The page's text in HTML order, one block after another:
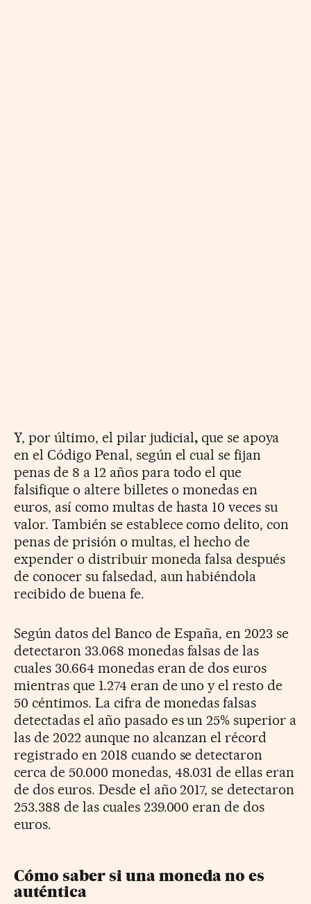
Y, por último, el pilar judicial,que se apoya
en el Código Penal, según el cual se fijan
penas de 8 a 12 años para todo el que
falsifique o altere billetes o monedas en
euros, así como multas de hasta 10 veces su
valor. También se establece como delito, con
penas de prisión o multas, el hecho de
expender o distribuir moneda falsa después
de conocer su falsedad, aun habiéndola
recibido de buena fe.
Según datos del Banco de España, en 2023 se
detectaron 33.068 monedas falsas de las
cuales 30.664 monedas eran de dos euros
mientras que 1.274 eran de uno y el resto de
50 céntimos. La cifra de monedas falsas
detectadas el año pasado es un 25% superior a
las de 2022 aunque no alcanzan el récord
registrado en 2018 cuando se detectaron
cerca de 50.000 monedas, 48.031 de ellas eran
de dos euros. Desde el año 2017, se detectaron
253.388 de las cuales 239.000 eran de dos
euros.
Cómo saber si una moneda no es
auténtica